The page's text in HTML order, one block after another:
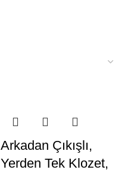
Arkadan Çıkışlı,
Yerden Tek Klozet,